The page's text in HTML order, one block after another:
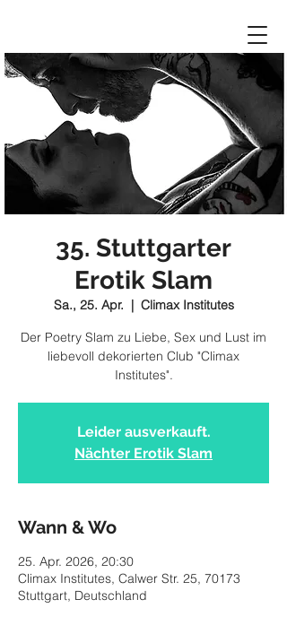
35. Stuttgarter
Erotik Slam
Sa., 25. Apr.
  |
Climax Institutes
Der Poetry Slam zu Liebe, Sex und Lust im
liebevoll dekorierten Club "Climax
Institutes".
Leider ausverkauft.
Nächter Erotik Slam
Wann & Wo
25. Apr. 2026, 20:30
Climax Institutes, Calwer Str. 25, 70173
Stuttgart, Deutschland